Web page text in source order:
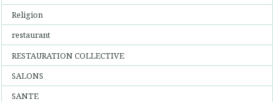
Religion
restaurant
RESTAURATION COLLECTIVE
SALONS
SANTE